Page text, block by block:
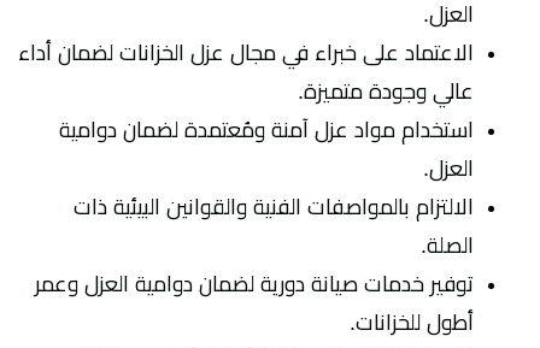
العزل.
الاعتماد على خبراء في مجال عزل الخزانات لضمان أداء
عالي وجودة متميزة.
استخدام مواد عزل آمنة ومُعتمدة لضمان دوامية
العزل.
الالتزام بالمواصفات الفنية والقوانين البيئية ذات
الصلة.
توفير خدمات صيانة دورية لضمان دوامية العزل وعمر
أطول للخزانات.